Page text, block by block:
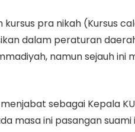
pra nikah (Kursus
dalam peraturan
namun sejauh
sebagai Kepala
masa ini pasangan